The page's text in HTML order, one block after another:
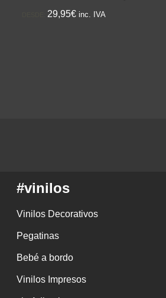
29,95€ inc. IVA
#vinilos
Vinilos Decorativos
Pegatinas
Bebé a bordo
Vinilos Impresos